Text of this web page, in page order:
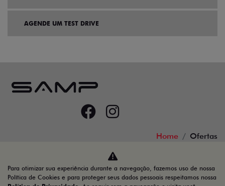
AGENDE UM TEST DRIVE
Home Ofertas
Desacelere. Seu bem maior é a vida.
Para otimizar sua experiência durante a navegação, fazemos uso de nossa
Política de Cookies e para proteger seus dados pessoais respeitamos nossa